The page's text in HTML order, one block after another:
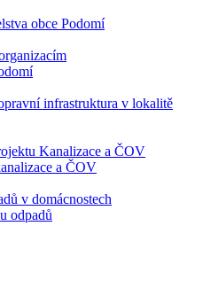
obce Podomí
infrastruktura v lokalitě
Kanalizace a ČOV
a ČOV
v domácnostech
odpadů